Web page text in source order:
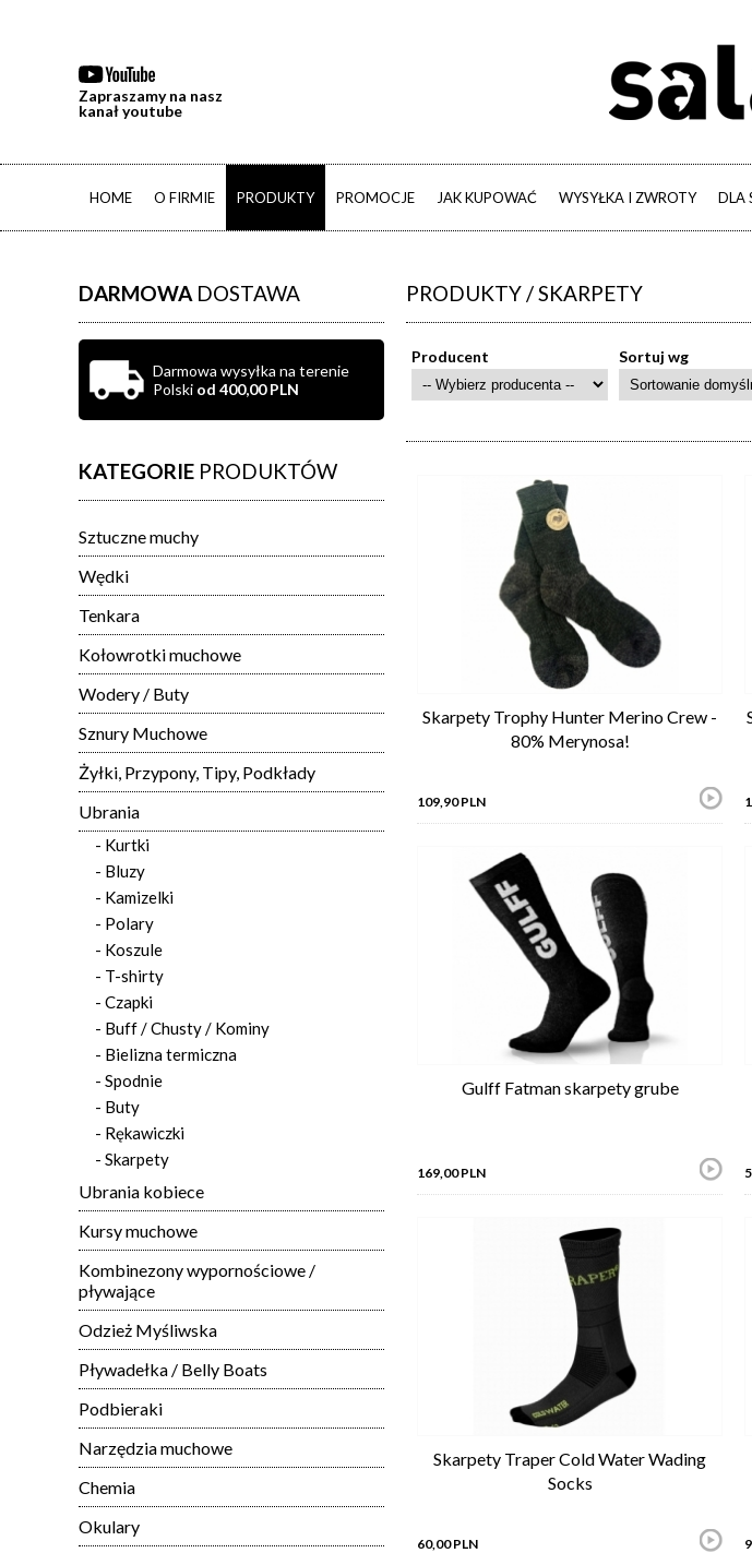
Zapraszamy na nasz
kanał youtube
HOME O FIRMIE PRODUKTY PROMOCJE JAK KUPOWAĆ WYSYŁKA I ZWROTY DLA
DARMOWA DOSTAWA
Darmowa wysyłka na terenie
Polski od 400,00 PLN
KATEGORIE PRODUKTÓW
Sztuczne muchy
Wędki
Tenkara
Kołowrotki muchowe
Wodery / Buty
Sznury Muchowe
Żyłki, Przypony, Tipy, Podkłady
Ubrania
- Kurtki
- Bluzy
- Kamizelki
- Polary
- Koszule
- T-shirty
- Czapki
- Buff / Chusty / Kominy
- Bielizna termiczna
- Spodnie
- Buty
- Rękawiczki
- Skarpety
Ubrania kobiece
Kursy muchowe
Kombinezony wypornościowe /
pływające
Odzież Myśliwska
Pływadełka / Belly Boats
Podbieraki
Narzędzia muchowe
Chemia
Okulary
PRODUKTY / SKARPETY
Producent Sortuj wg
Skarpety Trophy Hunter Merino Crew -
80% Merynosa!
109,90 PLN
Gulff Fatman skarpety grube
169,00 PLN
Skarpety Traper Cold Water Wading
Socks
60,00 PLN